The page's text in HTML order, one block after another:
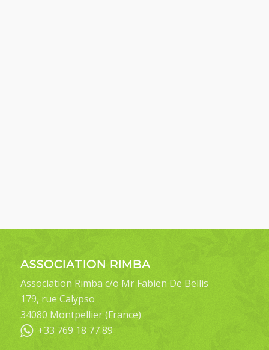
ASSOCIATION RIMBA
Association Rimba c/o Mr Fabien De Bellis
179, rue Calypso
34080 Montpellier (France)
+33 769 18 77 89